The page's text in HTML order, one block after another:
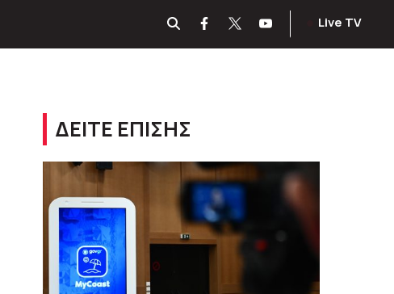
Live TV
ΔΕΙΤΕ ΕΠΙΣΗΣ